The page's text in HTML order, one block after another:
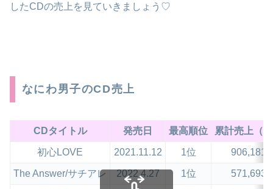
したCDの売上を見ていきましょう♡
なにわ男子のCD売上
CDタイトル 発売日 最高順位 累計売上（
初心LOVE 2021.11.12 1位 906,181
The Answer/サチアレ 2022.4.27 1位 571,693